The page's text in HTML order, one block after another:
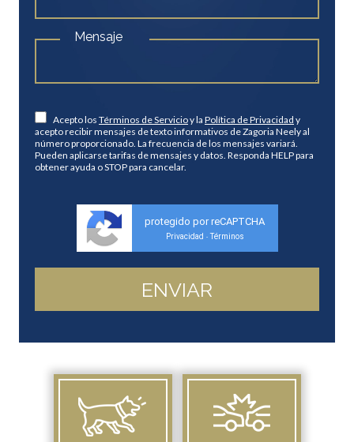
Mensaje
Acepto los Términos de Servicioy la Política de Privacidad y
acepto recibir mensajes de texto informativos de Zagoria Neely al
número proporcionado. La frecuencia de los mensajes variará.
Pueden aplicarse tarifas de mensajes y datos. Responda HELP para
obtener ayuda o STOP para cancelar.
protegido por reCAPTCHA
Privacidad - Términos